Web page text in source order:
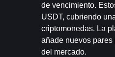
de vencimiento.
USDT, cubriendo
criptomonedas. La
añade nuevos pares
del mercado.